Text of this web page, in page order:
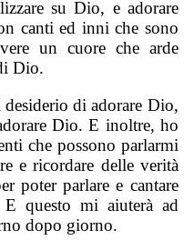
su Dio, e adorare
canti ed inni che sono
un cuore che arde
Dio.
di adorare Dio,
Dio. E inoltre, ho
che possono parlarmi
e ricordare delle verità
poter parlare e cantare
questo mi aiuterà ad
dopo giorno.